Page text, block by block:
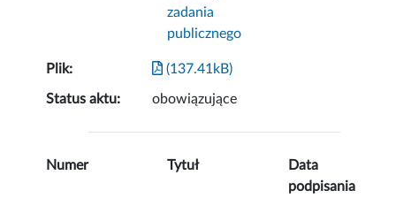
zadania
publicznego
Plik: (137.41kB)
Status aktu: obowiązujące
Numer Tytuł
Data
podpisania